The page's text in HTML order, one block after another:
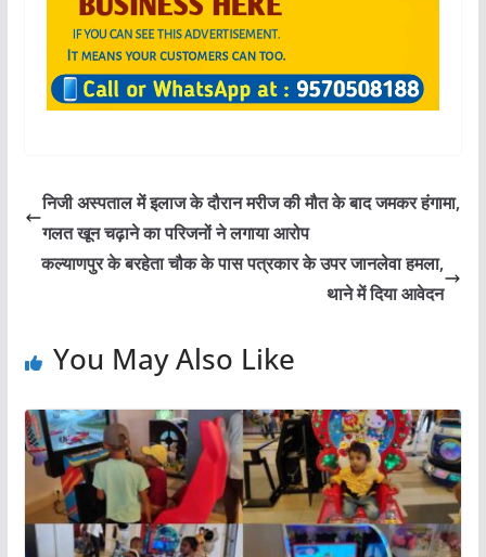
निजी अस्पताल में इलाज के दौरान मरीज की मौत के बाद जमकर हंगामा,
गलत खून चढ़ाने का परिजनों ने लगाया आरोप
कल्याणपुर के बरहेता चौक के पास पत्रकार के उपर जानलेवा हमला,
थाने में दिया आवेदन
You May Also Like